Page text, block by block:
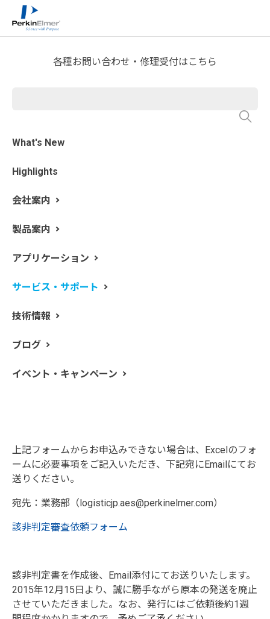
各種お問い合わせ・修理受付はこちら
What's New
Highlights
会社案内
製品案内
アプリケーション
サービス・サポート
技術情報
ブログ
イベント・キャンペーン
ホーム
弊社製品を日本国外へ輸出する場合には、これらの製品
管理令」に定める輸出規制に、該当するかどうかを判定
ご要望により該非判定資料を発行しておりますので、下
フォームのいずれかよりお申し込みください。
輸出に使用はこちら
上記フォームからお申込みできない場合は、Excelのフォ
ームに必要事項をご記入いただき、下記宛にEmailにてお
送りください。
宛先：業務部（logisticjp.aes@perkinelmer.com）
該非判定審査依頼フォーム
該非判定書を作成後、Email添付にてお送りいたします。
2015年12月15日より、誠に勝手ながら原本の発送を廃止
させていただきました。なお、発行にはご依頼後約1週